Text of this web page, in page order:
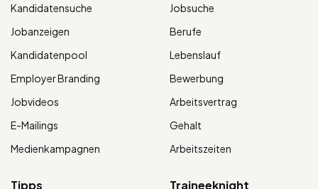
Kandidatensuche
Jobanzeigen
Kandidatenpool
Employer Branding
Jobvideos
E-Mailings
Medienkampagnen
Jobsuche
Berufe
Lebenslauf
Bewerbung
Arbeitsvertrag
Gehalt
Arbeitszeiten
Tipps Traineeknight